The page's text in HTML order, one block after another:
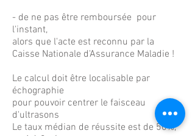
- de ne pas être remboursée pour
l'instant,
alors que l'acte est reconnu par la
Caisse Nationale d'Assurance Maladie !
Le calcul doit être localisable par
échographie
pour pouvoir centrer le faisceau
d'ultrasons
Le taux médian de réussite est de 50%,